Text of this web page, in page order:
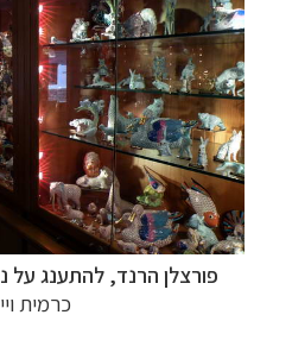
פורצלן הרנד, להתענג על
כרמית